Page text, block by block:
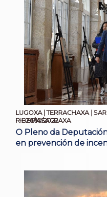
LUGOXA | TERRACHAXA |
RIBEIRASACRAXA
26/10/2022
O Pleno da
en prevención de